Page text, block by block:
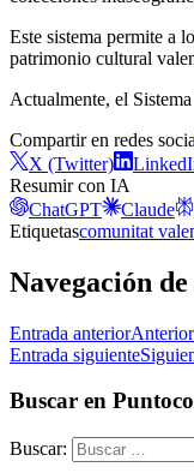
Este sistema permite a
patrimonio cultural
Actualmente, el
Compartir en redes
X (Twitter)
Resumir con IA
ChatGPT
Claude
Etiquetascomunitat
Navegación
Entrada anteriorAnterior
Entrada siguiente
Buscar en
Buscar: